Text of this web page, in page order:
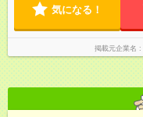
気になる！
掲載元企業名